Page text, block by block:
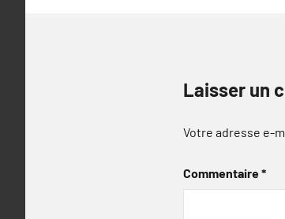
Laisser un
Votre adresse e-
Commentaire*